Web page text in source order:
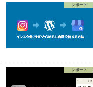
レポート
レポート